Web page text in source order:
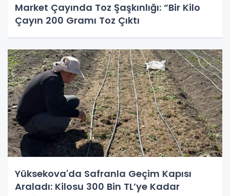
Market Çayında Toz Şaşkınlığı: “Bir Kilo
Çayın 200 Gramı Toz Çıktı
Yüksekova'da Safranla Geçim Kapısı
Araladı: Kilosu 300 Bin TL’ye Kadar